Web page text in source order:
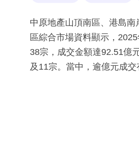
中原地產山頂南區、港島
區綜合市場資料顯示，
38宗，成交金額達92.51億
及11宗。當中，逾億元成